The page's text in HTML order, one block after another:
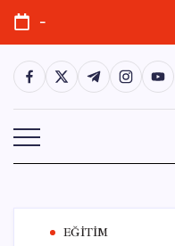
Skip
content
-
https://https://twitter.com/
https://t.me/
https://
EĞITIM